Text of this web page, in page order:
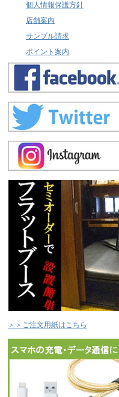
個人情報保護方針
店舗案内
サンプル請求
ポイント案内
＞＞ご注文用紙はこちら